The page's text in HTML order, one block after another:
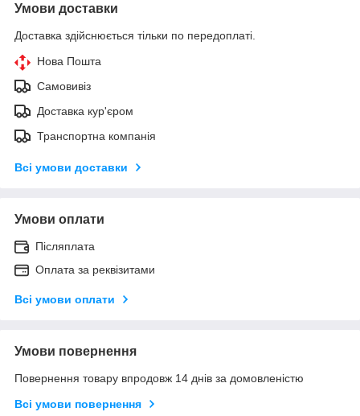
Умови доставки
Доставка здійснюється тільки по передоплаті.
Нова Пошта
Самовивіз
Доставка кур'єром
Транспортна компанія
Всі умови доставки
Умови оплати
Післяплата
Оплата за реквізитами
Всі умови оплати
Умови повернення
Повернення товару впродовж 14 днів за домовленістю
Всі умови повернення